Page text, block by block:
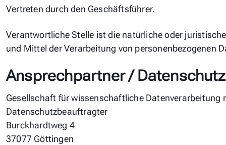
Vertreten durch den Geschäftsführer.
Verantwortliche Stelle ist die natürliche oder
und Mittel der Verarbeitung von personenbezogenen
Ansprechpartner /
Gesellschaft für wissenschaftliche Datenverarbeitung
Datenschutzbeauftragter
Burckhardtweg 4
37077 Göttingen